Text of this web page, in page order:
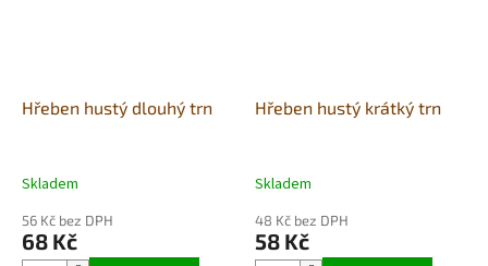
Hřeben hustý dlouhý trn
Skladem
56 Kč bez DPH
68 Kč
Hřeben hustý krátký trn
Skladem
48 Kč bez DPH
58 Kč